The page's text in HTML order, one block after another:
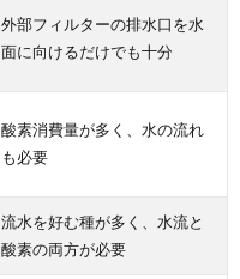
外部フィルターの排水口を水
面に向けるだけでも十分
酸素消費量が多く、水の流れ
も必要
流水を好む種が多く、水流と
酸素の両方が必要